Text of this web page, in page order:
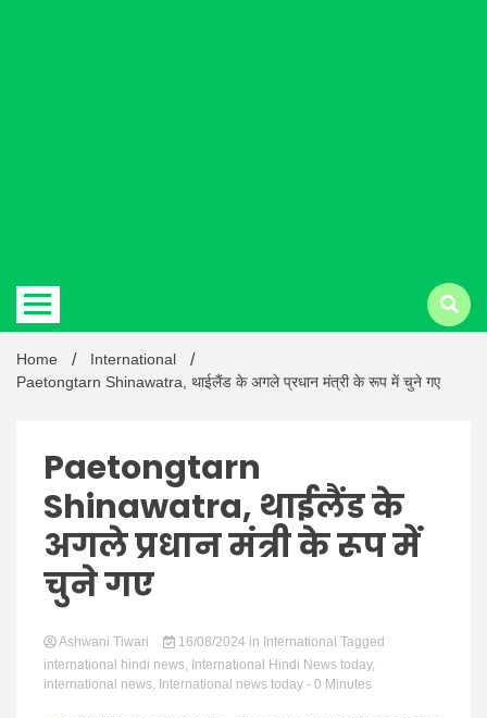
Latest
Hindi
News
Home
International
Paetongtarn Shinawatra, थाईलैंड के अगले प्रधान मंत्री के रूप में चुने गए
Paetongtarn
Shinawatra, थाईलैंड के
अगले प्रधान मंत्री के रूप में
चुने गए
Ashwani Tiwari 16/08/2024 in International Tagged
international hindi news, International Hindi News today,
international news, International news today - 0 Minutes